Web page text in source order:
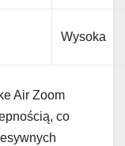
Wysoka
Air Zoom
co